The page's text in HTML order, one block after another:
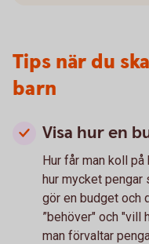
Tips när du
barn
Visa hur en
Hur får man koll
hur mycket pengar
gör en budget och
”behöver" och "vill
man förvaltar